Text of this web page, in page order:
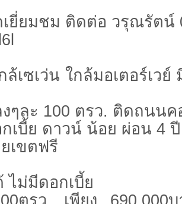
ยี่ยมชม ติดต่อ วรุณรัตน์
ล้เซเว่น ใกล้มอเตอร์เว
ๆละ 100 ตรว. ติดถนน
เบี้ย ดาวน์ น้อย ผ่อน 4 ปี
เขตฟรี
ไม่มีดอกเบี้ย
ตรว. เพียง 690,000